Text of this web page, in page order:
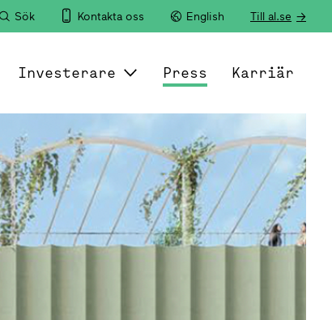
Sök Kontakta oss English Till al.se
Investerare Press Karriär